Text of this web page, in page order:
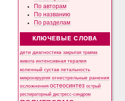
По авторам
По названию
По разделам
КЛЮЧЕВЫЕ СЛОВА
дети диагностика закрытая травма
живота интенсивная терапия
коленный сустав летальность
микрохирургия огнестрельные ранения
осложнения остеосинтез острый
респираторный дистресс-синдром